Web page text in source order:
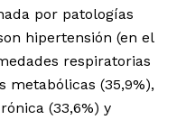
por patologías
hipertensión (en el
respiratorias
metabólicas (35,9%),
(33,6%) y